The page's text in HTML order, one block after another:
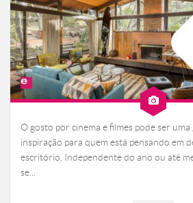
O gosto por cinema e filmes pode ser
inspiração para quem está pensando em
escritório. Independente do ano ou até
se...